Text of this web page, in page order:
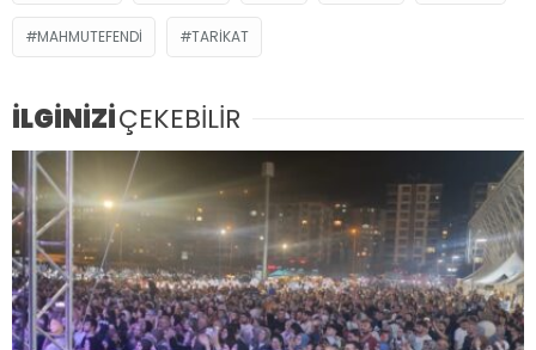
MAHMUTEFENDI TARIKAT
İLGİNİZİÇEKEBİLİR